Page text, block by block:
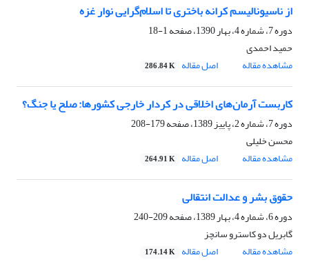
از ناسیونالیسم کرانه باختری تا اسلام‌گرایی نوار غزه
دوره 7، شماره 4، بهار 1390، صفحه
1-18
حمید احمدی
مشاهده مقاله
اصل مقاله 286.84 K
کاربست آرمان‌های اخلاقی در کردار خارجی کشورها: صلح یا جنگ؟
دوره 7، شماره 2، پاییز 1389، صفحه
179-208
محسن خلیلی
مشاهده مقاله
اصل مقاله 264.91 K
حقوق بشر و عدالت انتقالی
دوره 6، شماره 4، بهار 1389، صفحه
209-240
گابریل دو کاسترو سانچز
مشاهده مقاله
اصل مقاله 174.14 K